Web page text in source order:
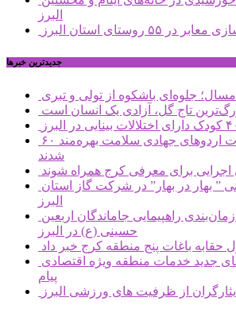
البرز
روستای استان البرز
جديدترين خبرها
امسال؛ جلوه‌ای باشکوه از تولی و تبری
تاج گل، آزادی یک انسان است
۶۰ هزار البرزی از خدمات اردوهای جهادی سلامت بهره‌مند
شدند
اجرایی برای معرفی کرج همراه شوند
البرز
حسینی (ع) در البرز
حقابه باغات پنج منطقه کرج خبر داد
پیام
از ظرفیت های ورزشی البرز